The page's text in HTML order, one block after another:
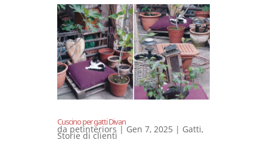
Cuscino per gatti Divan
da petinteriors | Gen 7, 2025 | Gatti,
Storie di clienti